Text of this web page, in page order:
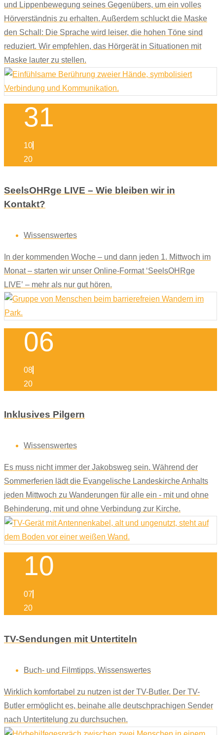
und Lippenbewegung seines Gegenübers, um ein volles
Hörverständnis zu erhalten. Außerdem schluckt die Maske
den Schall: Die Sprache wird leiser, die hohen Töne sind
reduziert. Wir empfehlen, das Hörgerät in Situationen mit
Maske lauter zu stellen.
31
10
20
SeelsOHRge LIVE – Wie bleiben wir in
Kontakt?
Wissenswertes
In der kommenden Woche – und dann jeden 1. Mittwoch im
Monat – starten wir unser Online-Format ‘SeelsOHRge
LIVE’ – mehr als nur gut hören.
06
08
20
Inklusives Pilgern
Wissenswertes
Es muss nicht immer der Jakobsweg sein. Während der
Sommerferien lädt die Evangelische Landeskirche Anhalts
jeden Mittwoch zu Wanderungen für alle ein - mit und ohne
Behinderung, mit und ohne Verbindung zur Kirche.
10
07
20
TV-Sendungen mit Untertiteln
Buch- und Filmtipps, Wissenswertes
Wirklich komfortabel zu nutzen ist der TV-Butler. Der TV-
Butler ermöglicht es, beinahe alle deutschprachigen Sender
nach Untertitelung zu durchsuchen.